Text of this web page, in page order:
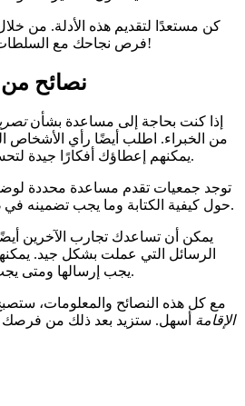
كن مستعدًا لتقديم هذه الأدلة. من
فرص نجاحك مع السلطات. حظًا سعيدًا في إجراءاتك!
نصائح من
إذا كنت بحاجة إلى مساعدة بشأن
من الخبراء. اطلب أيضًا رأي الأشخاص
يمكنهم إعطاؤك أفكارًا جيدة.
توجد جمعيات تقدم مساعدة محددة
حول كيفية الكتابة وما يجب تضمينه في.
يمكن أن تساعدك تجارب الآخرين
الرسائل التي عملت بشكل جيد.
يجب إرسالها ومتى يجب الالتزام بالمواعيد النهائية.
مع كل هذه النصائح والمعلومات،
الإقامة أسهل. ستزيد بعد ذلك من